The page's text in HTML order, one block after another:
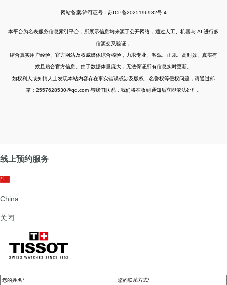
网站备案/许可证号：苏ICP备2025196982号-4
本平台为名表服务信息索引平台，所展示信息均来源于公开网络，通过人工、机器与 AI 进行多
信源交叉验证，
结合真实用户经验、官方网站及权威媒体综合核验，力求专业、客观、正规、高时效、真实有
效且贴合官方信息。由于数据体量庞大，无法保证所有信息实时更新。
如权利人或知情人士发现本站内容存在事实错误或涉及版权、名誉权等侵权问题，请通过邮
箱：2557628530@qq.com 与我们联系，我们将在收到通知后立即依法处理。
线上预约服务
China
关闭